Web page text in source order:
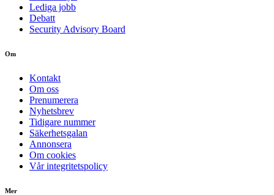
Lediga jobb
Debatt
Security Advisory Board
Om
Kontakt
Om oss
Prenumerera
Nyhetsbrev
Tidigare nummer
Säkerhetsgalan
Annonsera
Om cookies
Vår integritetspolicy
Mer